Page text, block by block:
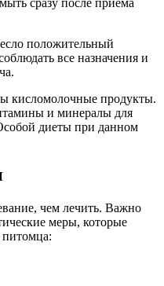
сразу после приема
положительный
все назначения и
кисломолочные продукты.
и минералы для
диеты при данном
чем лечить. Важно
меры, которые
питомца: